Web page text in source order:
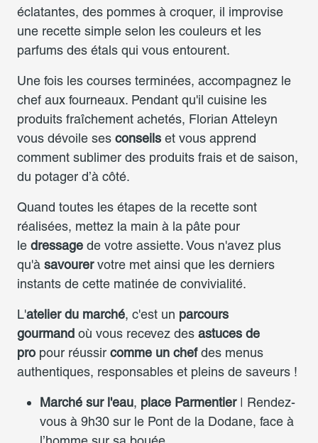
éclatantes, des pommes à croquer, il improvise
une recette simple selon les couleurs et les
parfums des étals qui vous entourent.
Une fois les courses terminées, accompagnez le
chef aux fourneaux. Pendant qu'il cuisine les
produits fraîchement achetés, Florian Atteleyn
vous dévoile ses conseils et vous apprend
comment sublimer des produits frais et de saison,
du potager d’à côté.
Quand toutes les étapes de la recette sont
réalisées, mettez la main à la pâte pour
le dressage de votre assiette. Vous n'avez plus
qu'à savourervotre met ainsi que les derniers
instants de cette matinée de convivialité.
L'atelier du marché, c'est un parcours
gourmand où vous recevez des astuces de
pro pour réussir comme un chefdes menus
authentiques, responsables et pleins de saveurs !
Marché sur l'eau, place Parmentier| Rendez-
vous à 9h30 sur le Pont de la Dodane, face à